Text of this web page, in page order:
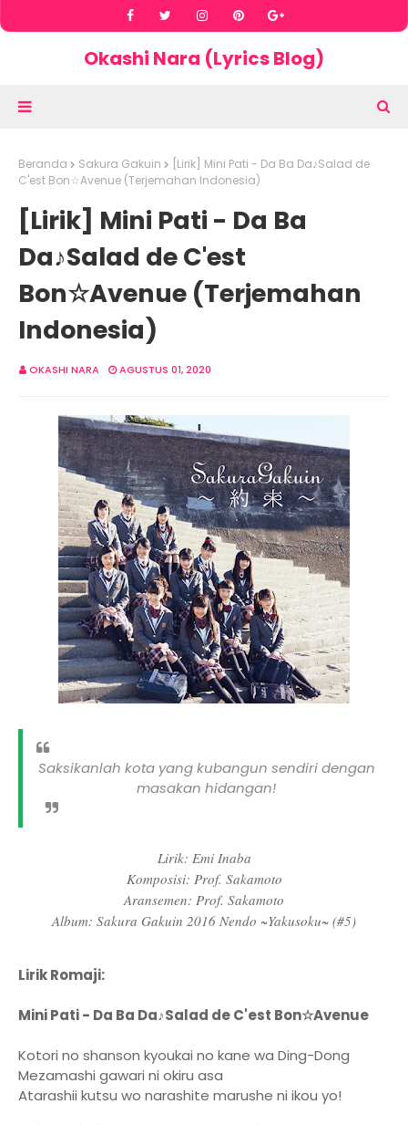
Okashi Nara (Lyrics Blog)
Beranda Sakura Gakuin
[Lirik] Mini Pati - Da Ba Da♪Salad de
C'est Bon☆Avenue (Terjemahan Indonesia)
[Lirik] Mini Pati - Da Ba
Da♪Salad de C'est
Bon☆Avenue (Terjemahan
Indonesia)
OKASHI NARA AGUSTUS 01, 2020
Saksikanlah kota yang kubangun sendiri dengan
masakan hidangan!
Lirik: Emi Inaba
Komposisi: Prof. Sakamoto
Aransemen: Prof. Sakamoto
Album: Sakura Gakuin 2016 Nendo ~Yakusoku~ (#5)
Lirik Romaji:
Mini Pati - Da Ba Da♪Salad de C'est Bon☆Avenue
Kotori no shanson kyoukai no kane wa Ding-Dong
Mezamashi gawari ni okiru asa
Atarashii kutsu wo narashite marushe ni ikou yo!